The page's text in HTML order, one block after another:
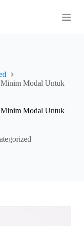
Minim Modal Untuk
Minim Modal Untuk